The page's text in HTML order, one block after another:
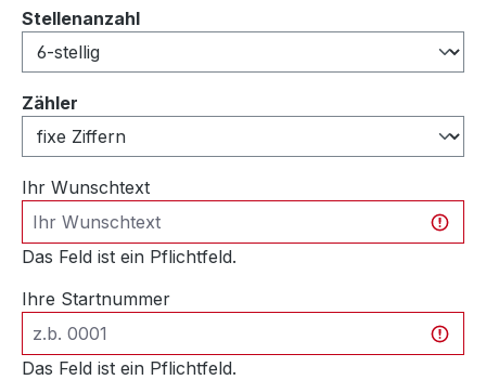
Stellenanzahlauswählen
Zähler
Ihr Wunschtext
Das Feld ist ein Pflichtfeld.
Ihre Startnummer
Das Feld ist ein Pflichtfeld.